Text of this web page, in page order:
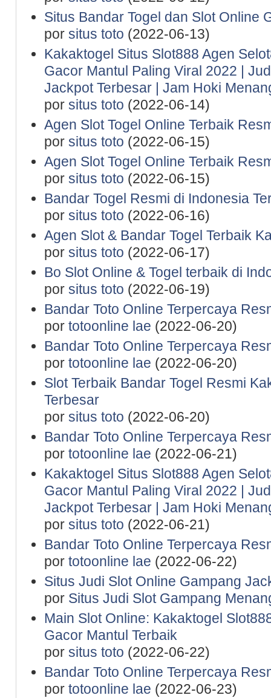
Situs Bandar Togel dan Slot Online
por situs toto (2022-06-13)
Kakaktogel Situs Slot888 Agen
Gacor Mantul Paling Viral 2022 |
Jackpot Terbesar | Jam Hoki
por situs toto (2022-06-14)
Agen Slot Togel Online Terbaik
por situs toto (2022-06-15)
Agen Slot Togel Online Terbaik
por situs toto (2022-06-15)
Bandar Togel Resmi di Indonesia
por situs toto (2022-06-16)
Agen Slot & Bandar Togel Terbaik
por situs toto (2022-06-17)
Bo Slot Online & Togel terbaik di
por situs toto (2022-06-19)
Bandar Toto Online Terpercaya
por totoonline lae (2022-06-20)
Bandar Toto Online Terpercaya
por totoonline lae (2022-06-20)
Slot Terbaik Bandar Togel Resmi
Terbesar
por situs toto (2022-06-20)
Bandar Toto Online Terpercaya
por totoonline lae (2022-06-21)
Kakaktogel Situs Slot888 Agen
Gacor Mantul Paling Viral 2022 |
Jackpot Terbesar | Jam Hoki
por situs toto (2022-06-21)
Bandar Toto Online Terpercaya
por totoonline lae (2022-06-22)
Situs Judi Slot Online Gampang
por Situs Judi Slot Gampang
Main Slot Online: Kakaktogel
Gacor Mantul Terbaik
por situs toto (2022-06-22)
Bandar Toto Online Terpercaya
por totoonline lae (2022-06-23)